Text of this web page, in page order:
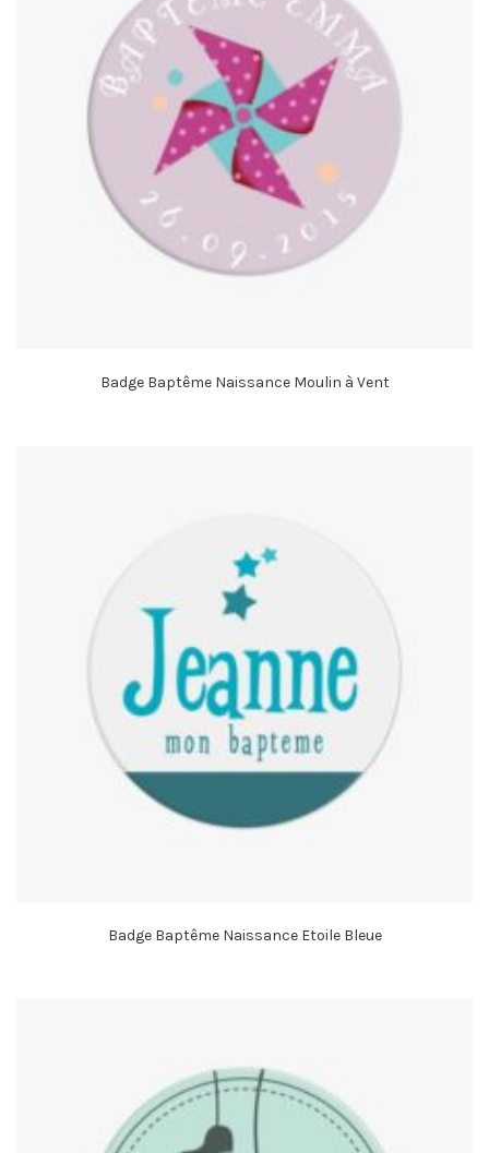
Badge Baptême Naissance Moulin à Vent
Badge Baptême Naissance Etoile Bleue